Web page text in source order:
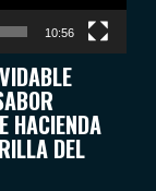
10:56
HACIENDA
DEL